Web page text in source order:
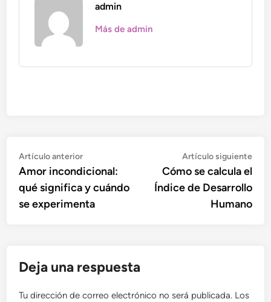
admin
Más de admin
Navegación
de
entradas
Artículo anteriorArtículo
anterior:
Amor incondicional:
qué significa y cuándo
se experimenta
Artículo siguiente
Cómo se calcula el
Índice de Desarrollo
Humano
Deja una respuesta
Tu dirección de correo electrónico no será publicada. Los